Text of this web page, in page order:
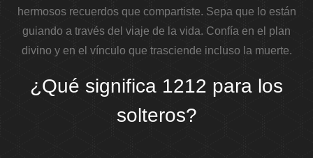
hermosos recuerdos que compartiste. Sepa que lo están
guiando a través del viaje de la vida. Confía en el plan
divino y en el vínculo que trasciende incluso la muerte.
¿Qué significa 1212 para los
solteros?